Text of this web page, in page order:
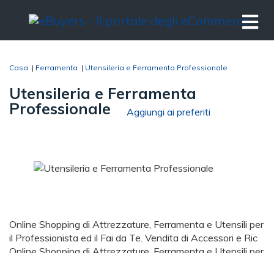
Casa | Ferramenta | Utensileria e Ferramenta Professionale
Utensileria e Ferramenta
Professionale
Aggiungi ai preferiti
Online Shopping di Attrezzature, Ferramenta e Utensili per
il Professionista ed il Fai da Te. Vendita di Accessori e Ric